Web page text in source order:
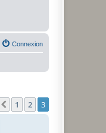
Connexion
Précédente
1 2 3